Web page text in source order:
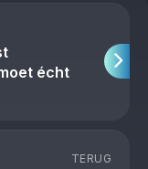
écht
TERUG